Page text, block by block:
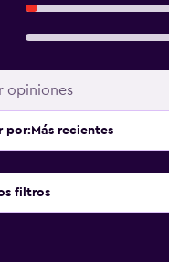
por: Más recientes
filtros